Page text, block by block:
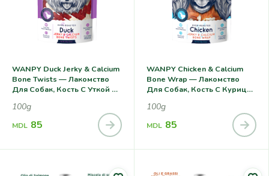
WANPY Duck Jerky & Calcium
Bone Twists — Лакомство
Для Собак, Кость С Уткой И
100g
MDL 85
WANPY Chicken & Calcium
Bone Wrap — Лакомство
Для Собак, Кость С Курицей
100g
MDL 85